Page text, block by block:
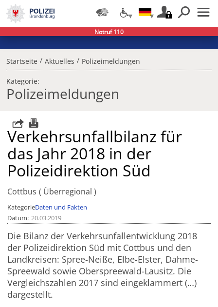
Startseite / Aktuelles / Polizeimeldungen
Kategorie:
Polizeimeldungen
Verkehrsunfallbilanz für
das Jahr 2018 in der
Polizeidirektion Süd
Cottbus Überregional
KategorieDaten und Fakten
Datum 20.03.2019
Die Bilanz der Verkehrsunfallentwicklung 2018
der Polizeidirektion Süd mit Cottbus und den
Landkreisen: Spree-Neiße, Elbe-Elster, Dahme-
Spreewald sowie Oberspreewald-Lausitz. Die
Vergleichszahlen 2017 sind eingeklammert (…)
dargestellt.
Notruf 110